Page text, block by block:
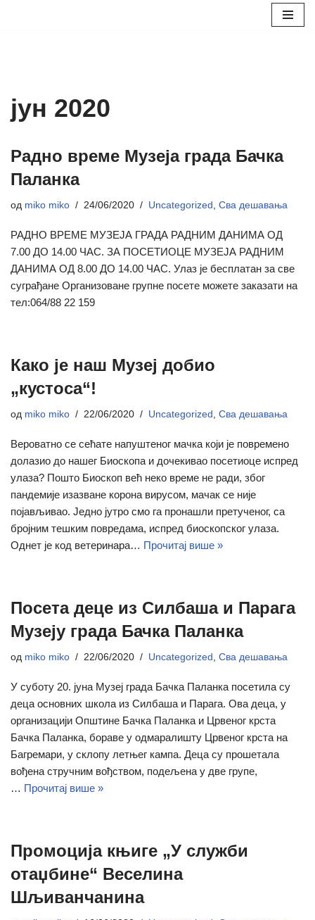
јун 2020
Радно време Музеја града Бачка
Паланка
од miko miko 24/06/2020 Uncategorized , Сва дешавања
РАДНО ВРЕМЕ МУЗЕЈА ГРАДА РАДНИМ ДАНИМА ОД
7.00 ДО 14.00 ЧАС. ЗА ПОСЕТИОЦЕ МУЗЕЈА РАДНИМ
ДАНИМА ОД 8.00 ДО 14.00 ЧАС. Улаз је бесплатан за све
суграђане Организоване групне посете можете заказати на
тел:064/88 22 159
Како је наш Музеј добио
„кустоса“!
од miko miko 22/06/2020 Uncategorized , Сва дешавања
Вероватно се сећате напуштеног мачка који је повремено
долазио до нашег Биоскопа и дочекивао посетиоце испред
улаза? Пошто Биоскоп већ неко време не ради, због
пандемије изазване корона вирусом, мачак се није
појављивао. Једно јутро смо га пронашли претученог, са
бројним тешким повредама, испред биоскопског улаза.
Однет је код ветеринара… Прочитај више »
Посета деце из Силбаша и Парага
Музеју града Бачка Паланка
од miko miko 22/06/2020 Uncategorized , Сва дешавања
У суботу 20. јуна Музеј града Бачка Паланка посетила су
деца основних школа из Силбаша и Парага. Ова деца, у
организацији Општине Бачка Паланка и Црвеног крста
Бачка Паланка, бораве у одмаралишту Црвеног крста на
Багремари, у склопу летњег кампа. Деца су прошетала
вођена стручним вођством, подељена у две групе,
… Прочитај више »
Промоција књиге „У служби
отаџбине“ Веселина
Шљиванчанина